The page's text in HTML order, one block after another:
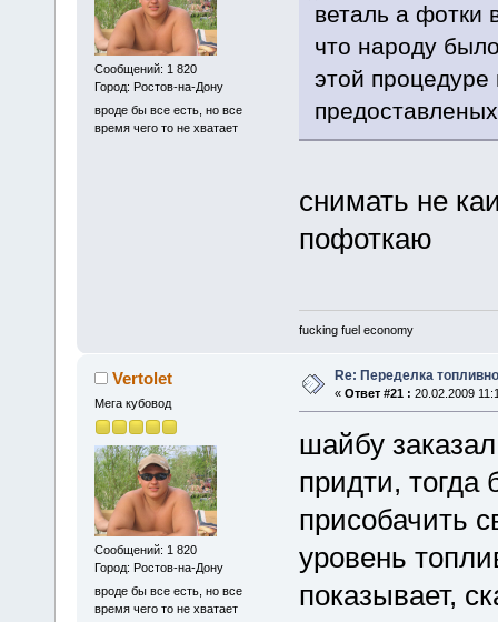
Сообщений: 1 820
Город: Ростов-на-Дону
вроде бы все есть, но все
время чего то не хватает
веталь а фотки
что народу
этой процедуре
снимать не
пофоткаю
fucking fuel economy
Vertolet
Мега кубовод
Сообщений: 1 820
Город: Ростов-на-Дону
вроде бы все есть, но все
время чего то не хватает
Re: Переделка
« Ответ #21 : 20.02.2009
шайбу
придти, тогда
присобачить
уровень
показывает,